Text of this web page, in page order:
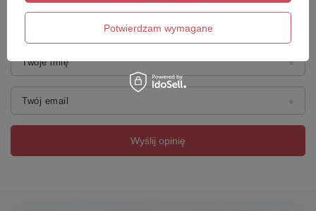
Twoje imię
Twój email
Wyślij opinię
Potwierdzam wymagane